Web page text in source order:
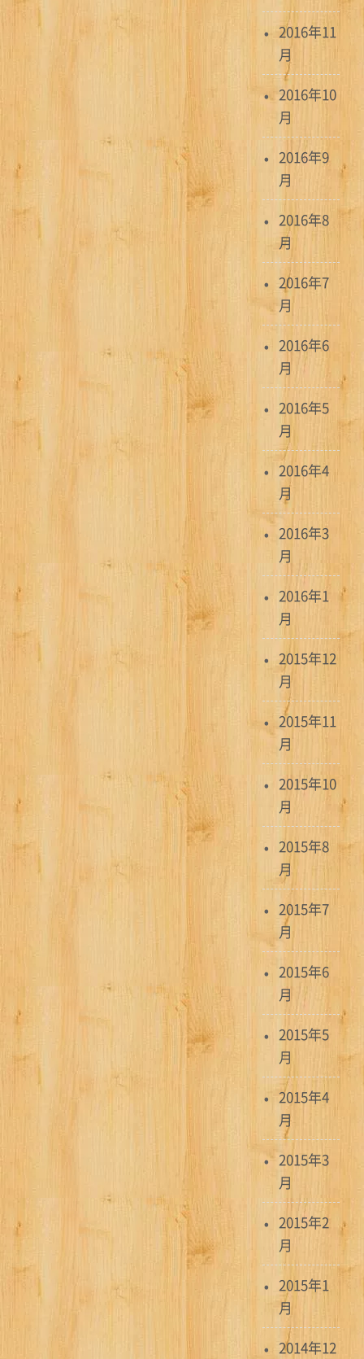
2016年11
月
2016年10
月
2016年9
月
2016年8
月
2016年7
月
2016年6
月
2016年5
月
2016年4
月
2016年3
月
2016年1
月
2015年12
月
2015年11
月
2015年10
月
2015年8
月
2015年7
月
2015年6
月
2015年5
月
2015年4
月
2015年3
月
2015年2
月
2015年1
月
2014年12